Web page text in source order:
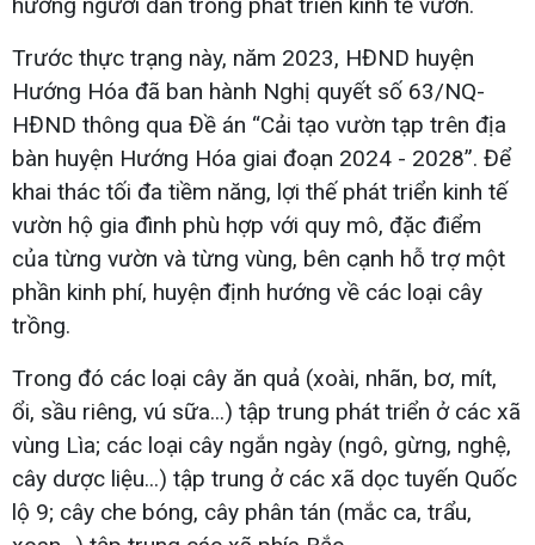
Trước thực trạng này, năm 2023, HĐND huyện
Hướng Hóa đã ban hành Nghị quyết số 63/NQ-
HĐND thông qua Đề án “Cải tạo vườn tạp trên địa
bàn huyện Hướng Hóa giai đoạn 2024 - 2028”. Để
khai thác tối đa tiềm năng, lợi thế phát triển kinh tế
vườn hộ gia đình phù hợp với quy mô, đặc điểm
của từng vườn và từng vùng, bên cạnh hỗ trợ một
phần kinh phí, huyện định hướng về các loại cây
trồng.
Trong đó các loại cây ăn quả (xoài, nhãn, bơ, mít,
ổi, sầu riêng, vú sữa...) tập trung phát triển ở các xã
vùng Lìa; các loại cây ngắn ngày (ngô, gừng, nghệ,
cây dược liệu...) tập trung ở các xã dọc tuyến Quốc
lộ 9; cây che bóng, cây phân tán (mắc ca, trẩu,